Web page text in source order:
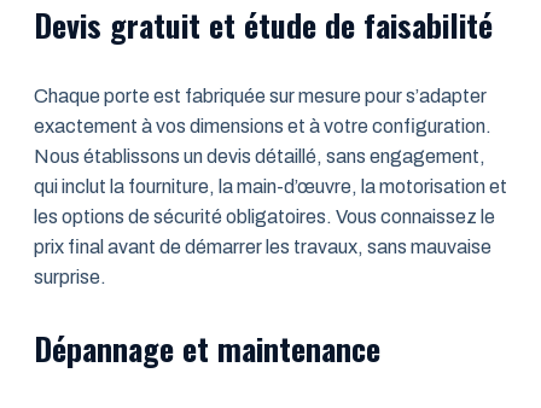
Devis gratuit et étude de faisabilité
Chaque porte est fabriquée sur mesure pour s’adapter
exactement à vos dimensions et à votre configuration.
Nous établissons un devis détaillé, sans engagement,
qui inclut la fourniture, la main-d’œuvre, la motorisation et
les options de sécurité obligatoires. Vous connaissez le
prix final avant de démarrer les travaux, sans mauvaise
surprise.
Dépannage et maintenance